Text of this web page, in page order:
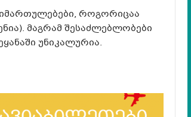
როგორიცაა
მაგრამ შესაძლებლობები
უნიკალურია.